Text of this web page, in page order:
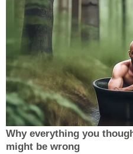
Why everything you
might be wrong